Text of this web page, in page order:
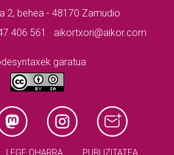
2, behea - 48170 Zamudio
406 561 · aikortxori@aikor.com
garatua
LEGE OHARRA PUBLIZITATEA